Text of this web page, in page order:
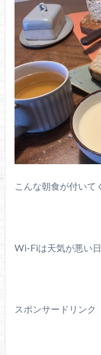
こんな朝食が付いて
Wi-Fiは天気が悪い
スポンサードリンク